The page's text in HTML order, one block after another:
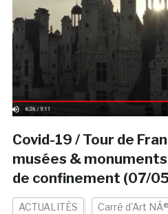
Covid-19 / Tour de
musées &
de confinement (07/
ACTUALITÉS Carré d'Art